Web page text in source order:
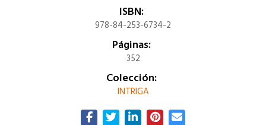
ISBN:
978-84-253-6734-2
Páginas:
352
Colección:
INTRIGA